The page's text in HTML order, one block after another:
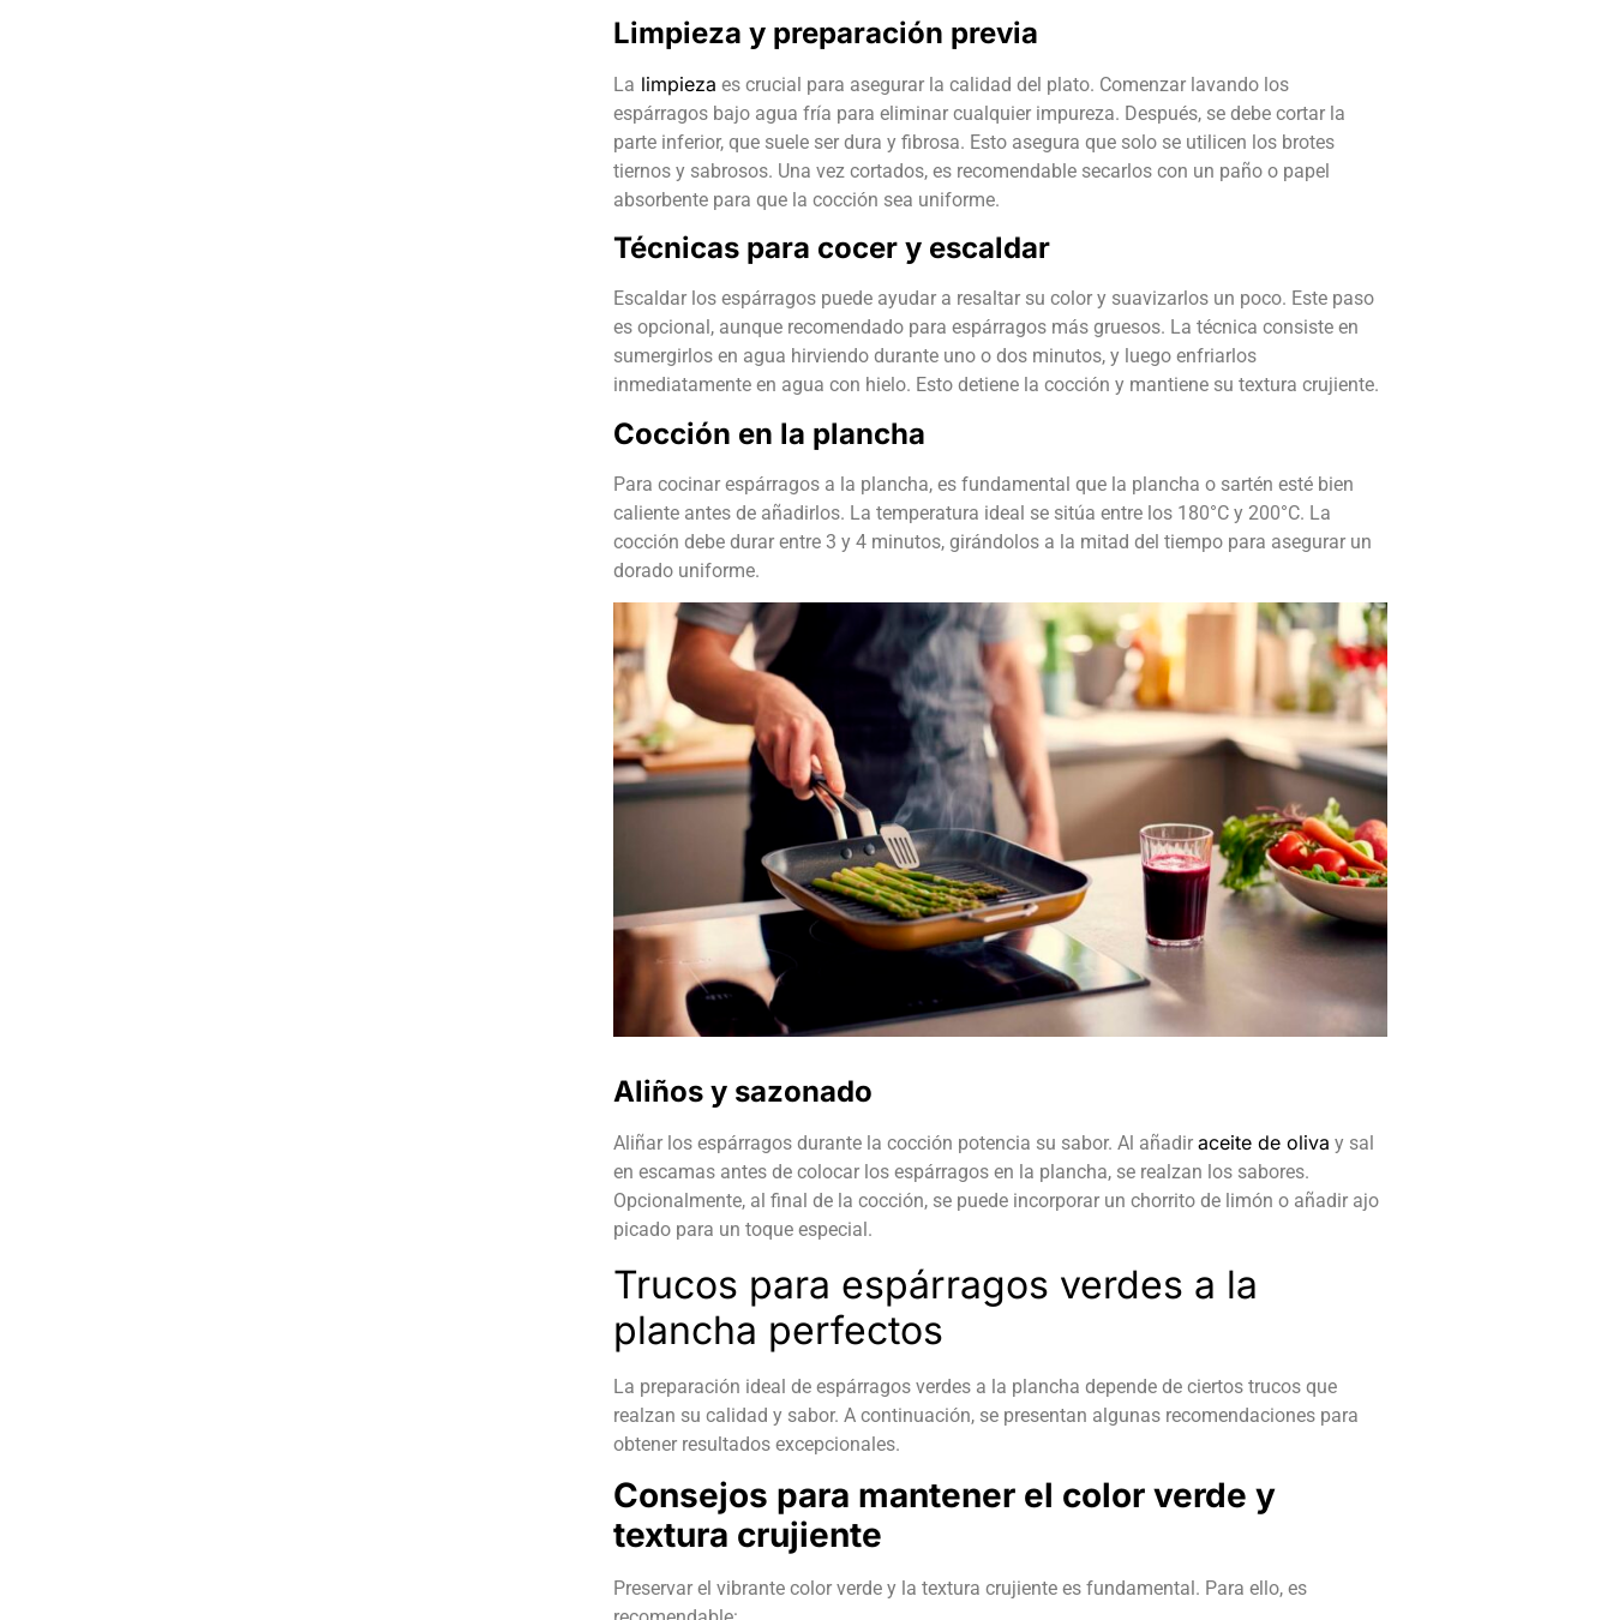
Limpieza y preparación previa
La limpieza es crucial para asegurar la calidad del plato. Comenzar lavando los
espárragos bajo agua fría para eliminar cualquier impureza. Después, se debe cortar la
parte inferior, que suele ser dura y fibrosa. Esto asegura que solo se utilicen los brotes
tiernos y sabrosos. Una vez cortados, es recomendable secarlos con un paño o papel
absorbente para que la cocción sea uniforme.
Técnicas para cocer y escaldar
Escaldar los espárragos puede ayudar a resaltar su color y suavizarlos un poco. Este paso
es opcional, aunque recomendado para espárragos más gruesos. La técnica consiste en
sumergirlos en agua hirviendo durante uno o dos minutos, y luego enfriarlos
inmediatamente en agua con hielo. Esto detiene la cocción y mantiene su textura crujiente.
Cocción en la plancha
Para cocinar espárragos a la plancha, es fundamental que la plancha o sartén esté bien
caliente antes de añadirlos. La temperatura ideal se sitúa entre los 180°C y 200°C. La
cocción debe durar entre 3 y 4 minutos, girándolos a la mitad del tiempo para asegurar un
dorado uniforme.
Aliños y sazonado
Aliñar los espárragos durante la cocción potencia su sabor. Al añadir aceite de oliva y sal
en escamas antes de colocar los espárragos en la plancha, se realzan los sabores.
Opcionalmente, al final de la cocción, se puede incorporar un chorrito de limón o añadir ajo
picado para un toque especial.
Trucos para espárragos verdes a la
plancha perfectos
La preparación ideal de espárragos verdes a la plancha depende de ciertos trucos que
realzan su calidad y sabor. A continuación, se presentan algunas recomendaciones para
obtener resultados excepcionales.
Consejos para mantener el color verde y
textura crujiente
Preservar el vibrante color verde y la textura crujiente es fundamental. Para ello, es